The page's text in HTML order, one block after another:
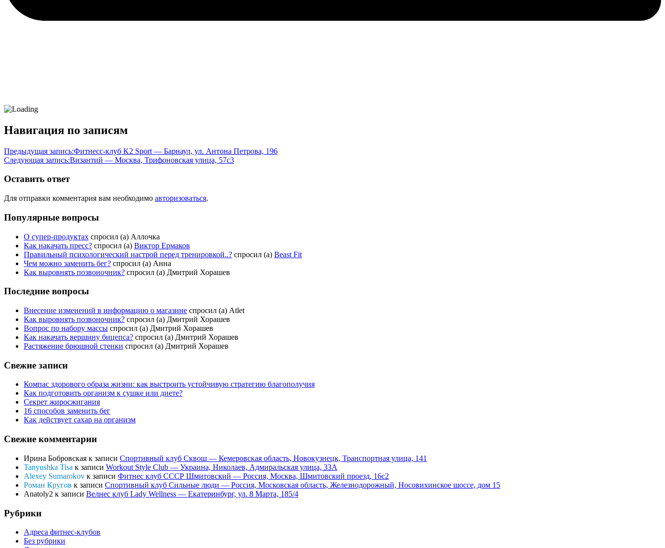
Навигация по записям
Предыдущая запись:Фитнесс-клуб K2 Sport — Барнаул, ул. Антона Петрова, 196
Следующая запись:Византий — Москва, Трифоновская улица, 57с3
Оставить ответ
Для отправки комментария вам необходимо авторизоваться.
Популярные вопросы
О супер-продуктах спросил (а) Аллочка
Как накачать пресс? спросил (а) Виктор Ермаков
Правильный психологический настрой перед тренировкой..? спросил (а) Beast Fit
Чем можно заменить бег? спросил (а) Анна
Как выровнять позвоночник? спросил (а) Дмитрий Хорашев
Последние вопросы
Внесение изменений в информацию о магазине спросил (а) Atlet
Как выровнять позвоночник? спросил (а) Дмитрий Хорашев
Вопрос по набору массы спросил (а) Дмитрий Хорашев
Как накачать вершину бицепса? спросил (а) Дмитрий Хорашев
Растяжение брюшной стенки спросил (а) Дмитрий Хорашев
Свежие записи
Компас здорового образа жизни: как выстроить устойчивую стратегию благополучия
Как подготовить организм к сушке или диете?
Секрет жиросжигания
16 способов заменить бег
Как действует сахар на организм
Свежие комментарии
Ирина Бобровская к записи Спортивный клуб Сквош — Кемеровская область, Новокузнецк, Транспортная улица, 141
Tanyushka Tisa к записи Workout Style Club — Украина, Николаев, Адмиральская улица, 33А
Alexey Sumarokov к записи Фитнес клуб СССР Шмитовский — Россия, Москва, Шмитовский проезд, 16с2
Роман Кругов к записи Спортивный клуб Сильные люди — Россия, Московская область, Железнодорожный, Носовихинское шоссе, дом 15
Anatoly2 к записи Велнес клуб Lady Wellness — Екатеринбург, ул. 8 Марта, 185/4
Рубрики
Адреса фитнес-клубов
Без рубрики